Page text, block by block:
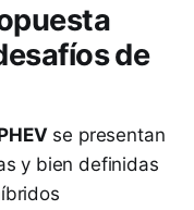
de
se presentan
y bien definidas